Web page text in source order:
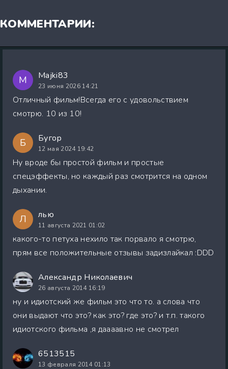
КОММЕНТАРИИ:
M Majki83
23 июня 2026 14:21
Отличный фильм!Всегда его с удовольствием
смотрю. 10 из 10!
Б Бугор
12 мая 2024 19:42
Ну вроде бы простой фильм и простые
спецэффекты, но каждый раз смотрится на одном
дыхании.
Л лью
11 августа 2021 01:02
какого-то петуха нехило так порвало я смотрю,
прям все положительные отзывы задизлайкал :DDD
Александр Николаевич
26 августа 2014 16:19
ну и идиотский же фильм это что то. а слова что
они выдают что это? как это? где это? и т.п. такого
идиотского фильма ,я даааавно не смотрел
6513515
13 февраля 2014 01:13